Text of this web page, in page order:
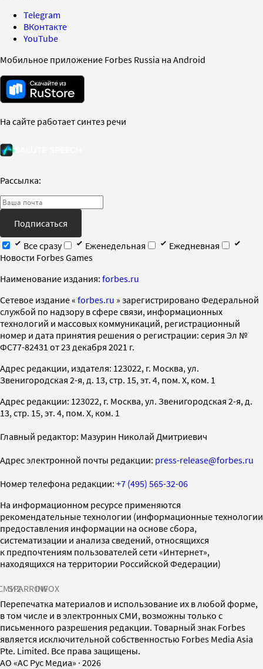
Telegram
ВКонтакте
YouTube
Мобильное приложение Forbes Russia на Android
На сайте работает синтез речи
Рассылка:
Подписаться
Все сразу
Еженедельная
Ежедневная
Новости Forbes Games
Наименование издания: forbes.ru
Cетевое издание « forbes.ru » зарегистрировано Федеральной
службой по надзору в сфере связи, информационных
технологий и массовых коммуникаций, регистрационный
номер и дата принятия решения о регистрации: серия Эл №
ФС77-82431 от 23 декабря 2021 г.
Адрес редакции, издателя: 123022, г. Москва, ул.
Звенигородская 2-я, д. 13, стр. 15, эт. 4, пом. X, ком. 1
Адрес редакции: 123022, г. Москва, ул. Звенигородская 2-я, д.
13, стр. 15, эт. 4, пом. X, ком. 1
Главный редактор: Мазурин Николай Дмитриевич
Адрес электронной почты редакции: press-release@forbes.ru
Номер телефона редакции: +7 (495) 565-32-06
На информационном ресурсе применяются
рекомендательные технологии (информационные технологии
предоставления информации на основе сбора,
систематизации и анализа сведений, относящихся
к предпочтениям пользователей сети «Интернет»,
находящихся на территории Российской Федерации)
SPARROWINFOX
Перепечатка материалов и использование их в любой форме,
в том числе и в электронных СМИ, возможны только с
письменного разрешения редакции. Товарный знак Forbes
является исключительной собственностью Forbes Media Asia
Pte. Limited. Все права защищены.
AO «АС Рус Медиа» · 2026